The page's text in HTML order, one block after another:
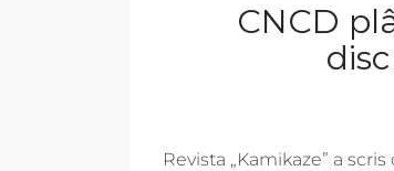
CNCD
Revista „Kamikaze” a